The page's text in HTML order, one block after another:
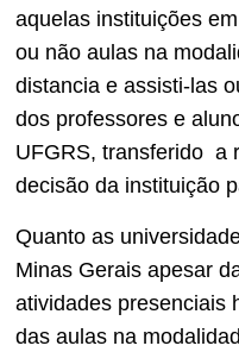
aquelas instituições
ou não aulas na
distancia e assisti-las
dos professores e
UFGRS, transferido a
decisão da instituição
Quanto as
Minas Gerais apesar
atividades presenciais
das aulas na